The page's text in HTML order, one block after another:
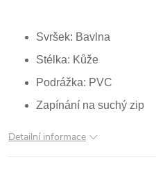
Svršek: Bavlna
Stélka: Kůže
Podrážka: PVC
Zapínání na suchý zip
Detailní informace